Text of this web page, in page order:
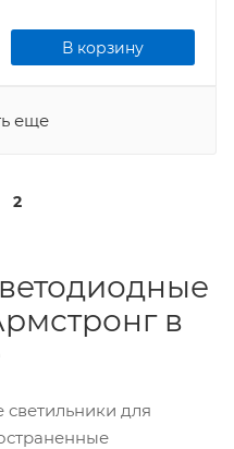
В корзину
еще
2
в
для